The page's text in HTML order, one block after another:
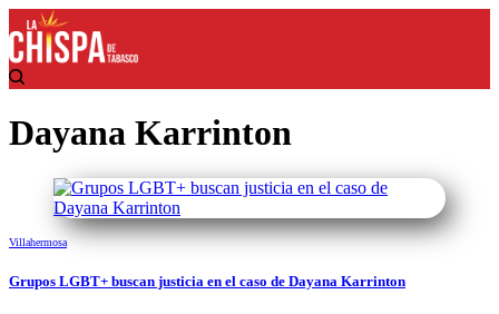
Dayana Karrinton
Villahermosa
Grupos LGBT+ buscan justicia en el caso de Dayana Karrinton